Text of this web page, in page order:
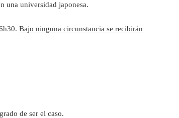
una universidad japonesa.
Bajo ninguna circunstancia se recibirán
de ser el caso.